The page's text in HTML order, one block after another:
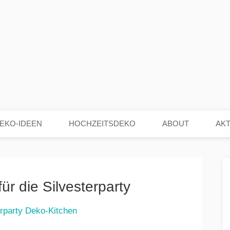
IDEEN HOCHZEITSDEKO ABOUT
die Silvesterparty